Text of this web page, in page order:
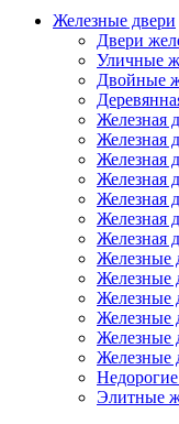
Железные двери
Двери
Уличные
Двойные
Железная
Железная
Железная
Железная
Железная
Железная
Железная
Железные
Железные
Железные
Железные
Железные
Железные
Элитные